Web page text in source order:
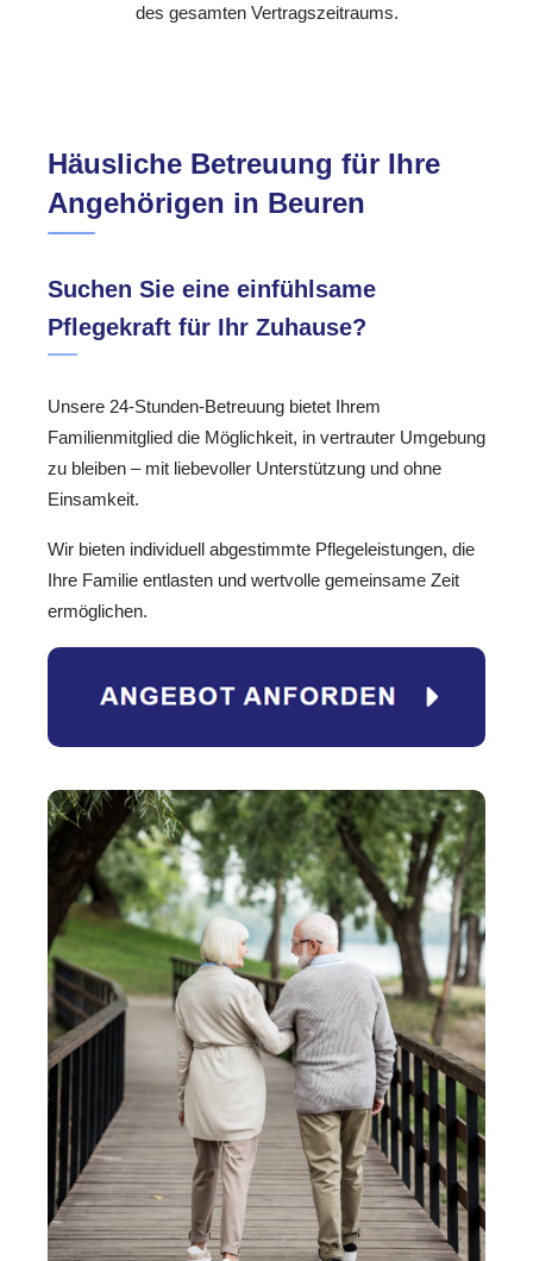
des gesamten Vertragszeitraums.
Häusliche Betreuung für Ihre
Angehörigen in Beuren
Suchen Sie eine einfühlsame
Pflegekraft für Ihr Zuhause?
Unsere 24-Stunden-Betreuung bietet Ihrem
Familienmitglied die Möglichkeit, in vertrauter Umgebung
zu bleiben – mit liebevoller Unterstützung und ohne
Einsamkeit.
Wir bieten individuell abgestimmte Pflegeleistungen, die
Ihre Familie entlasten und wertvolle gemeinsame Zeit
ermöglichen.